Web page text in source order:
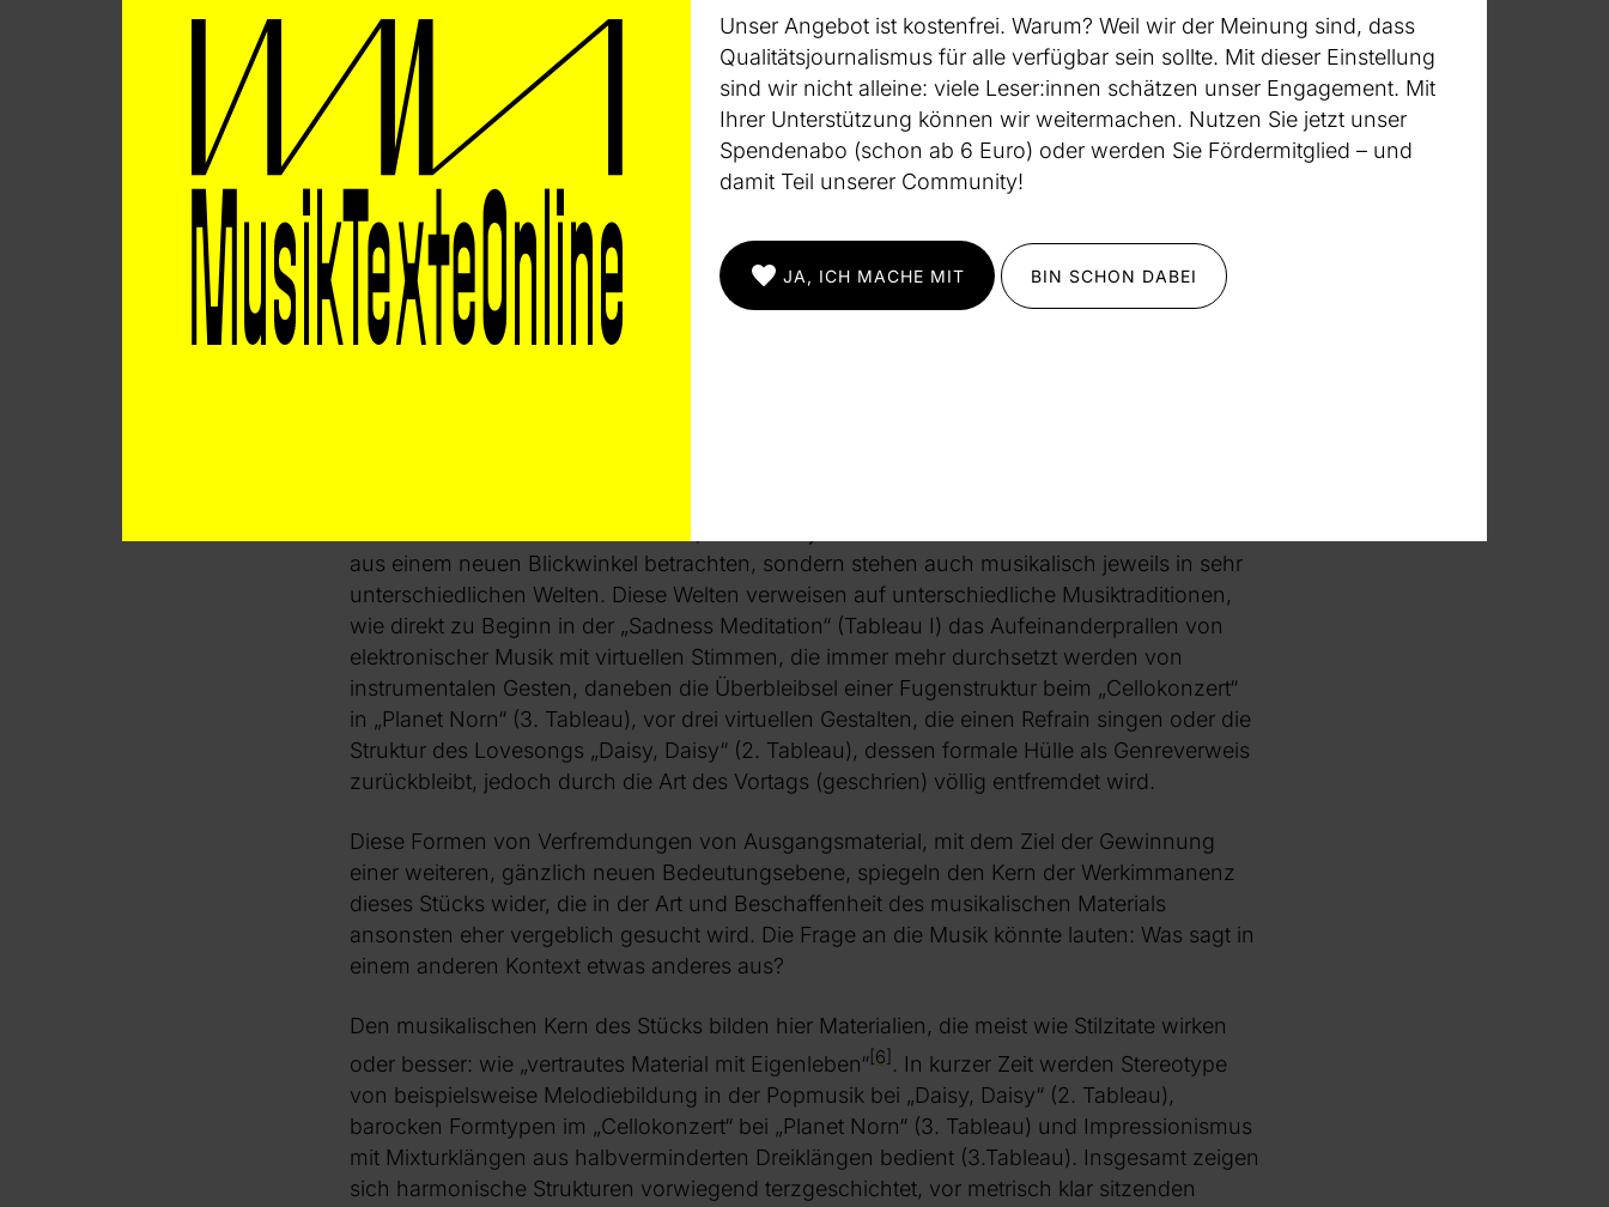
„Sadness-Meditation“ und die „Hope Cores“ mit Texten des Medientheoretikers Geert
Lovink, welcher ebenfalls eine zentrale Rolle bei der Konzeption des Werks gespielt hat und
zudem als Sprecher seiner eigenen Texte agiert. Die Veröffentlichung sei vor allem als
bewusster Gegenpol zur digitalen Schnelllebigkeit gedacht, als eine „Insel der
Entschleunigung“
, die der Kolonialisierung unserer inneren Welten entgegenwirken soll,
so Muntendorf.
Doch was bleibt musikalisch, wenn die Bedeutungsebene in den Hintergrund rückt?
„Statt eines klar konturierten Reflexionsraums eröffnete sich ein assoziatives Geflecht, das
mehr durch formale Vielfalt als durch inhaltliche Tiefe bestach. Das Übermaß an Reizen
aus einem neuen Blickwinkel betrachten, sondern stehen auch musikalisch jeweils in sehr
unterschiedlichen Welten. Diese Welten verweisen auf unterschiedliche Musiktraditionen,
wie direkt zu Beginn in der „Sadness Meditation“ (Tableau I) das Aufeinanderprallen von
elektronischer Musik mit virtuellen Stimmen, die immer mehr durchsetzt werden von
instrumentalen Gesten, daneben die Überbleibsel einer Fugenstruktur beim „Cellokonzert“
in „Planet Norn“ (3. Tableau), vor drei virtuellen Gestalten, die einen Refrain singen oder die
Struktur des Lovesongs „Daisy, Daisy“ (2. Tableau), dessen formale Hülle als Genreverweis
zurückbleibt, jedoch durch die Art des Vortags (geschrien) völlig entfremdet wird.
Diese Formen von Verfremdungen von Ausgangsmaterial, mit dem Ziel der Gewinnung
einer weiteren, gänzlich neuen Bedeutungsebene, spiegeln den Kern der Werkimmanenz
dieses Stücks wider, die in der Art und Beschaffenheit des musikalischen Materials
ansonsten eher vergeblich gesucht wird. Die Frage an die Musik könnte lauten: Was sagt in
einem anderen Kontext etwas anderes aus?
Den musikalischen Kern des Stücks bilden hier Materialien, die meist wie Stilzitate wirken
oder besser: wie „vertrautes Material mit Eigenleben“ [6] . In kurzer Zeit werden Stereotype
von beispielsweise Melodiebildung in der Popmusik bei „Daisy, Daisy“ (2. Tableau),
barocken Formtypen im „Cellokonzert“ bei „Planet Norn“ (3. Tableau) und Impressionismus
mit Mixturklängen aus halbverminderten Dreiklängen bedient (3.Tableau). Insgesamt zeigen
sich harmonische Strukturen vorwiegend terzgeschichtet, vor metrisch klar sitzenden
Unser Angebot ist kostenfrei. Warum? Weil wir der Meinung sind, dass
Qualitätsjournalismus für alle verfügbar sein sollte. Mit dieser Einstellung
sind wir nicht alleine: viele Leser:innen schätzen unser Engagement. Mit
Ihrer Unterstützung können wir weitermachen. Nutzen Sie jetzt unser
Spendenabo (schon ab 6 Euro) oder werden Sie Fördermitglied – und
damit Teil unserer Community!
JA, ICH MACHE MIT BIN SCHON DABEI